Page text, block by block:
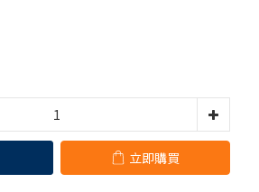
立即購買